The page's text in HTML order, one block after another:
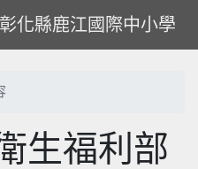
彰化縣鹿江國際中小學
生福利部